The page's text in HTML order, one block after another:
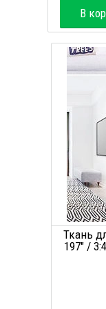
В
Ткань
197" /